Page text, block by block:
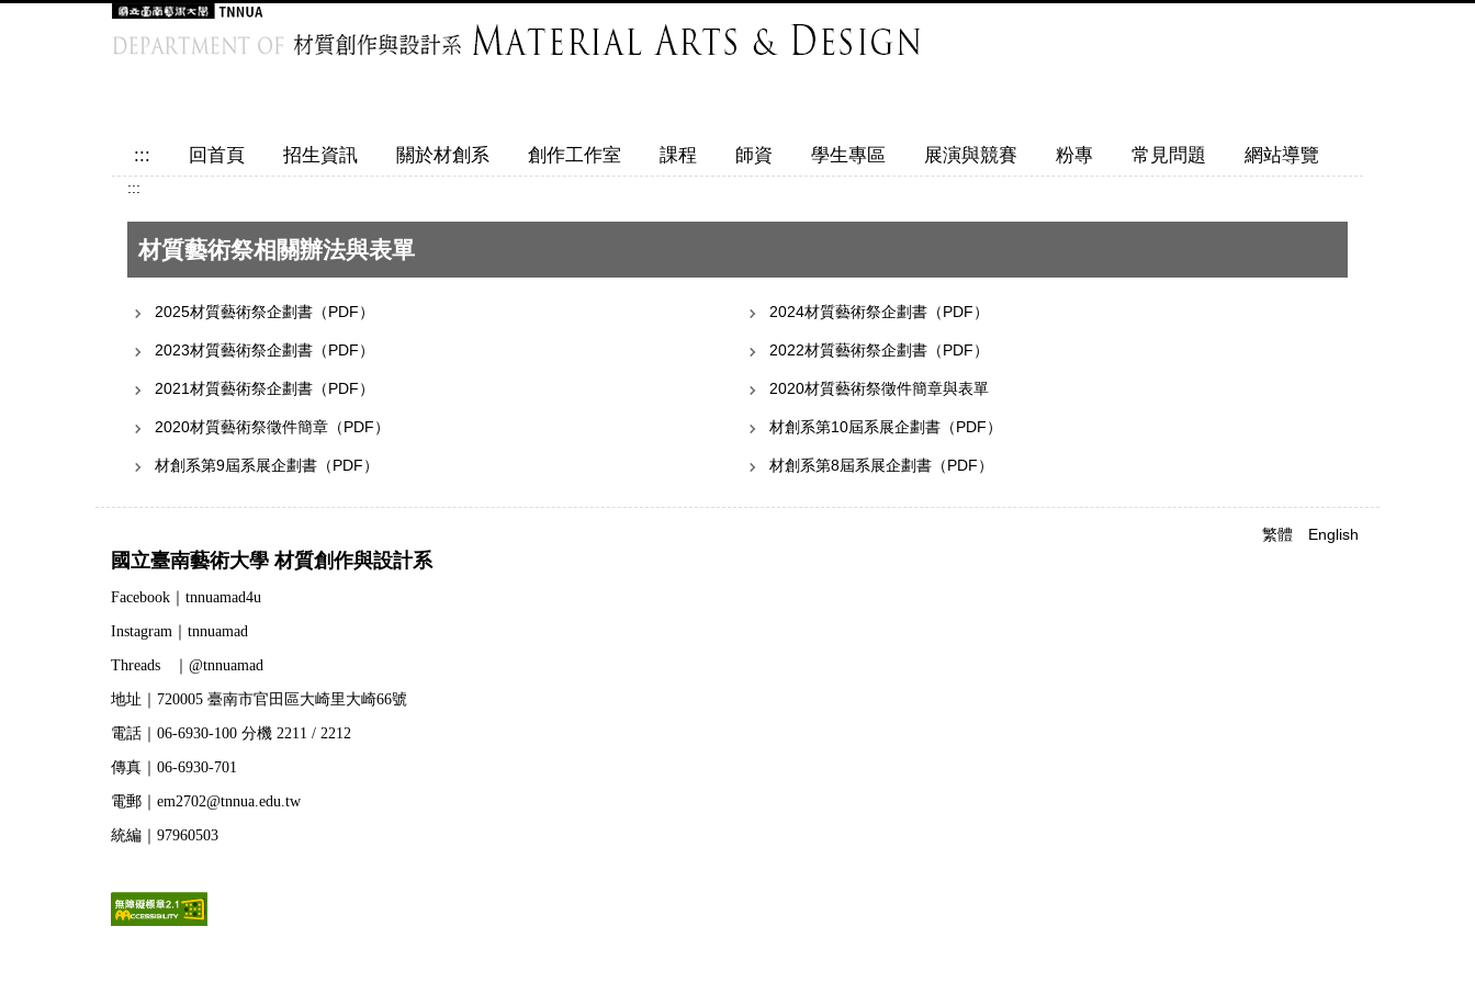
::: 回首頁 招生資訊 關於材創系 創作工作室 課程 師資 學生專區 展演與競賽 粉專 常見問題 網站導覽
:::
材質藝術祭相關辦法與表單
2025材質藝術祭企劃書（PDF） 2024材質藝術祭企劃書（PDF）
2023材質藝術祭企劃書（PDF） 2022材質藝術祭企劃書（PDF）
2021材質藝術祭企劃書（PDF） 2020材質藝術祭徵件簡章與表單
2020材質藝術祭徵件簡章（PDF） 材創系第10屆系展企劃書（PDF）
材創系第9屆系展企劃書（PDF） 材創系第8屆系展企劃書（PDF）
繁體 English
國立臺南藝術大學 材質創作與設計系
Facebook｜tnnuamad4u
Instagram｜tnnuamad
Threads ｜@tnnuamad
地址｜720005 臺南市官田區大崎里大崎66號
電話｜06-6930-100 分機 2211 / 2212
傳真｜06-6930-701
電郵｜em2702@tnnua.edu.tw
統編｜97960503